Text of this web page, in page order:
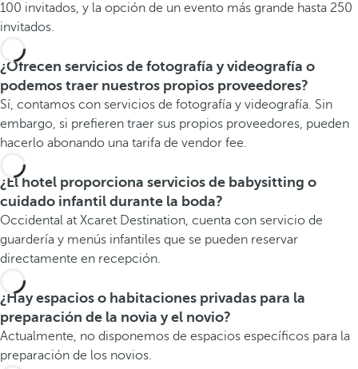
100 invitados, y la opción de un evento más grande hasta 250
invitados.
¿Ofrecen servicios de fotografía y videografía o
podemos traer nuestros propios proveedores?
Sí, contamos con servicios de fotografía y videografía. Sin
embargo, si prefieren traer sus propios proveedores, pueden
hacerlo abonando una tarifa de vendor fee.
¿El hotel proporciona servicios de babysitting o
cuidado infantil durante la boda?
Occidental at Xcaret Destination, cuenta con servicio de
guardería y menús infantiles que se pueden reservar
directamente en recepción.
¿Hay espacios o habitaciones privadas para la
preparación de la novia y el novio?
Actualmente, no disponemos de espacios específicos para la
preparación de los novios.